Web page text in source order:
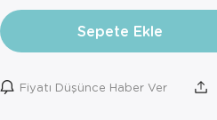
Sepete Ekle
Fiyatı Düşünce Haber Ver